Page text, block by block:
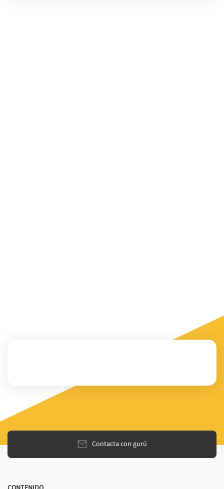
Contacta con gurú